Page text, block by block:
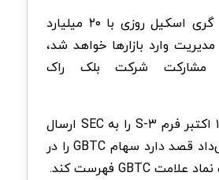
گراسی گفت که گری اسکیل روزی با ۲۰ میلیارد
وارد بازارها خواهد شد،
شرکت بلک راک
گری اسکیل در ۱۹ اکتبر فرم S-۳ را به SEC ارسال
کرد، که نشان می‌داد قصد دارد سهام GBTC را در